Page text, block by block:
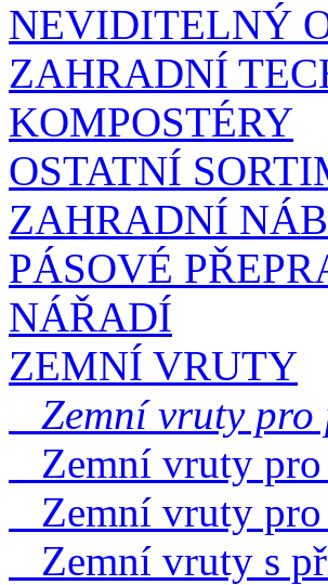
NEVIDITELNÝ
ZAHRADNÍ
KOMPOSTÉRY
OSTATNÍ
ZAHRADNÍ
PÁSOVÉ
NÁŘADÍ
ZEMNÍ VRUTY
Zemní vruty pro
Zemní vruty pro
Zemní vruty pro
Zemní vruty s